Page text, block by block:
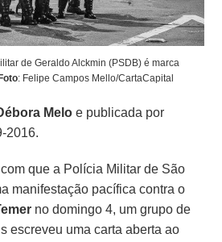
de Geraldo Alckmin (PSDB) é marca
Foto: Felipe Campos Mello/CartaCapital
Melo e publicada por
2016.
que a Polícia Militar de São
manifestação pacífica contra o
no domingo 4, um grupo de
escreveu uma carta aberta ao